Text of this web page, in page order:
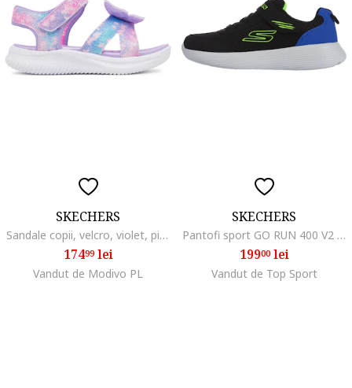
SKECHERS
Sandale copii, velcro, violet, piele ecologica
17499lei
Vandut de Modivo PL
SKECHERS
Pantofi sport GO RUN 400 V2 - QUANTA-STRIDE 405084LBLK
19900lei
Vandut de Top Sport